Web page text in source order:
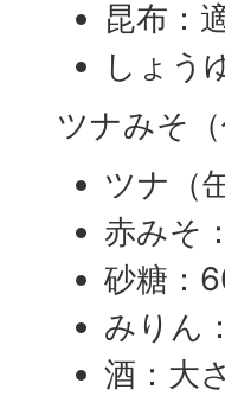
昆布：
しょう
ツナみそ
ツナ（
赤みそ
砂糖：
みりん
酒：大